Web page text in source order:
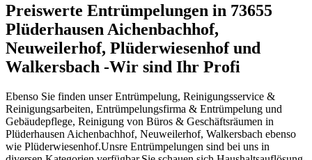
Preiswerte Entrümpelungen in 73655
Plüderhausen Aichenbachhof,
Neuweilerhof, Plüderwiesenhof und
Walkersbach -Wir sind Ihr Profi
Ebenso Sie finden unser Entrümpelung, Reinigungsservice &
Reinigungsarbeiten, Entrümpelungsfirma & Entrümpelung und
Gebäudepflege, Reinigung von Büros & Geschäftsräumen in
Plüderhausen Aichenbachhof, Neuweilerhof, Walkersbach ebenso
wie Plüderwiesenhof.Unsre Entrümpelungen sind bei uns in